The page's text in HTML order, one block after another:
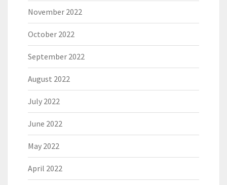
November 2022
October 2022
September 2022
August 2022
July 2022
June 2022
May 2022
April 2022